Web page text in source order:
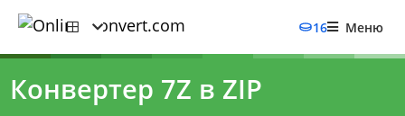
16 Меню
Конвертер 7Z в ZIP